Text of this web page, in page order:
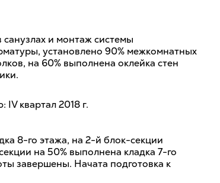
и монтаж системы
установлено 90% межкомнатных
на 60% выполнена оклейка стен
квартал 2018 г.
8-го этажа, на 2-й блок-секции
на 50% выполнена кладка 7-го
завершены. Начата подготовка к